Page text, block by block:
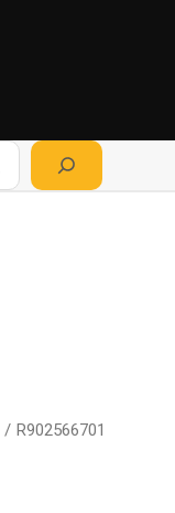
/ R902566701